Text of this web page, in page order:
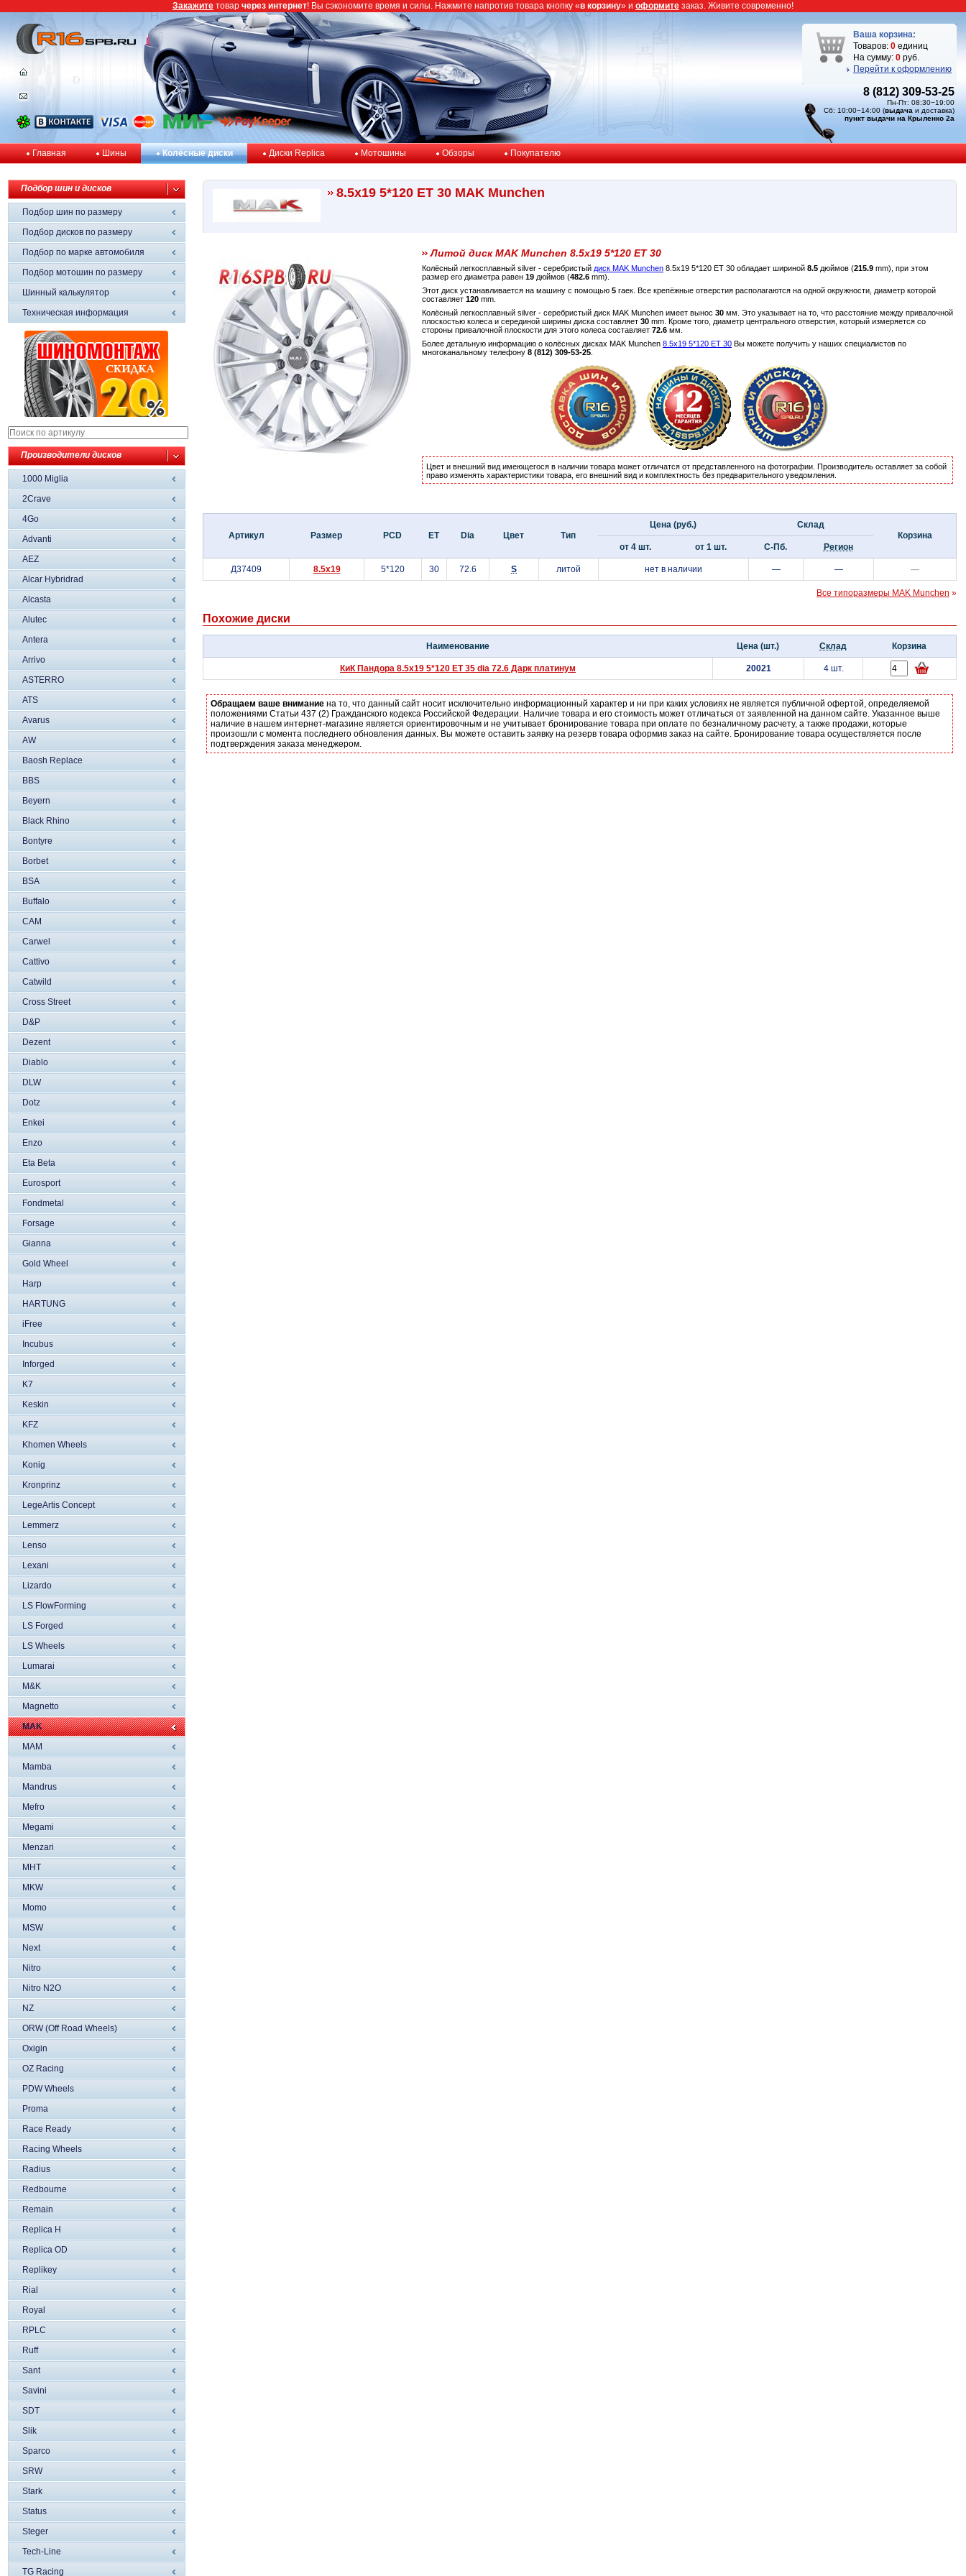
Ваша корзина:
Товаров: 0 единиц
На сумму: 0 руб.
Перейти к оформлению
8 (812) 309-53-25
Пн-Пт: 08:30−19:00
Сб: 10:00−14:00 (выдача и доставка)
пункт выдачи на Крыленко 2а
Главная Шины Колёсные диски Диски Replica Мотошины Обзоры Покупателю
Подбор шин и дисков
Подбор шин по размеру
Подбор дисков по размеру
Подбор по марке автомобиля
Подбор мотошин по размеру
Шинный калькулятор
Техническая информация
Производители дисков
1000 Miglia
2Crave
4Go
Advanti
AEZ
Alcar Hybridrad
Alcasta
Alutec
Antera
Arrivo
ASTERRO
ATS
Avarus
AW
Baosh Replace
BBS
Beyern
Black Rhino
Bontyre
Borbet
BSA
Buffalo
CAM
Carwel
Cattivo
Catwild
Cross Street
D&P
Dezent
Diablo
DLW
Dotz
Enkei
Enzo
Eta Beta
Eurosport
Fondmetal
Forsage
Gianna
Gold Wheel
Harp
HARTUNG
iFree
Incubus
Inforged
K7
Keskin
KFZ
Khomen Wheels
Konig
Kronprinz
LegeArtis Concept
Lemmerz
Lenso
Lexani
Lizardo
LS FlowForming
LS Forged
LS Wheels
Lumarai
M&K
Magnetto
MAK
MAM
Mamba
Mandrus
Mefro
Megami
Menzari
MHT
MKW
Momo
MSW
Next
Nitro
Nitro N2O
NZ
ORW (Off Road Wheels)
Oxigin
OZ Racing
PDW Wheels
Proma
Race Ready
Racing Wheels
Radius
Redbourne
Remain
Replica H
Replica OD
Replikey
Rial
Royal
RPLC
Ruff
Sant
Savini
SDT
Slik
Sparco
SRW
Stark
Status
Steger
Tech-Line
TG Racing
8.5x19 5*120 ET 30 MAK Munchen
Литой диск MAK Munchen 8.5x19 5*120 ET 30
Колёсный легкосплавный silver - серебристый диск MAK Munchen 8.5x19 5*120 ET 30 обладает шириной 8.5 дюймов (215.9 mm), при этом
размер его диаметра равен 19 дюймов (482.6 mm).
Этот диск устанавливается на машину с помощью 5 гаек. Все крепёжные отверстия располагаются на одной окружности, диаметр которой
составляет 120 mm.
Колёсный легкосплавный silver - серебристый диск MAK Munchen имеет вынос 30 мм. Это указывает на то, что расстояние между привалочной
плоскостью колеса и серединой ширины диска составляет 30 mm. Кроме того, диаметр центрального отверстия, который измеряется со
стороны привалочной плоскости для этого колеса составляет 72.6 мм.
Более детальную информацию о колёсных дисках MAK Munchen 8.5x19 5*120 ET 30 Вы можете получить у наших специалистов по
многоканальному телефону 8 (812) 309-53-25
Цвет и внешний вид имеющегося в наличии товара может отличатся от представленного на фотографии. Производитель оставляет за собой
право изменять характеристики товара, его внешний вид и комплектность без предварительного уведомления.
Артикул Размер PCD ET Dia Цвет Тип
Цена (руб.)
Склад
Корзина
от 4 шт.
от 1 шт. С-Пб. Регион
Д37409 8.5x19 5*120 30 72.6 S литой нет в наличии — — —
Все типоразмеры MAK Munchen »
Похожие диски
Наименование Цена (шт.) Склад Корзина
КиК Пандора 8.5x19 5*120 ET 35 dia 72.6 Дарк платинум 20021 4 шт.
Обращаем ваше внимание на то, что данный сайт носит исключительно информационный характер и ни при каких условиях не является публичной офертой, определяемой
положениями Статьи 437 (2) Гражданского кодекса Российской Федерации. Наличие товара и его стоимость может отличаться от заявленной на данном сайте. Указанное выше
наличие в нашем интернет-магазине является ориентировочным и не учитывает бронирование товара при оплате по безналичному расчету, а также продажи, которые
произошли с момента последнего обновления данных. Вы можете оставить заявку на резерв товара оформив заказ на сайте. Бронирование товара осуществляется после
подтверждения заказа менеджером.
Закажите товар через интернет! Вы сэкономите время и силы. Нажмите напротив товара кнопку «в корзину» и оформите заказ. Живите современно!